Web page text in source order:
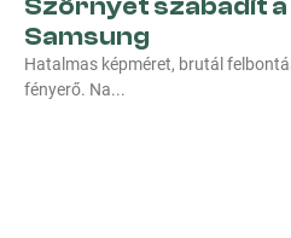
Szörnyet szabadít a
Samsung
Hatalmas képméret, brutál
fényerő. Na